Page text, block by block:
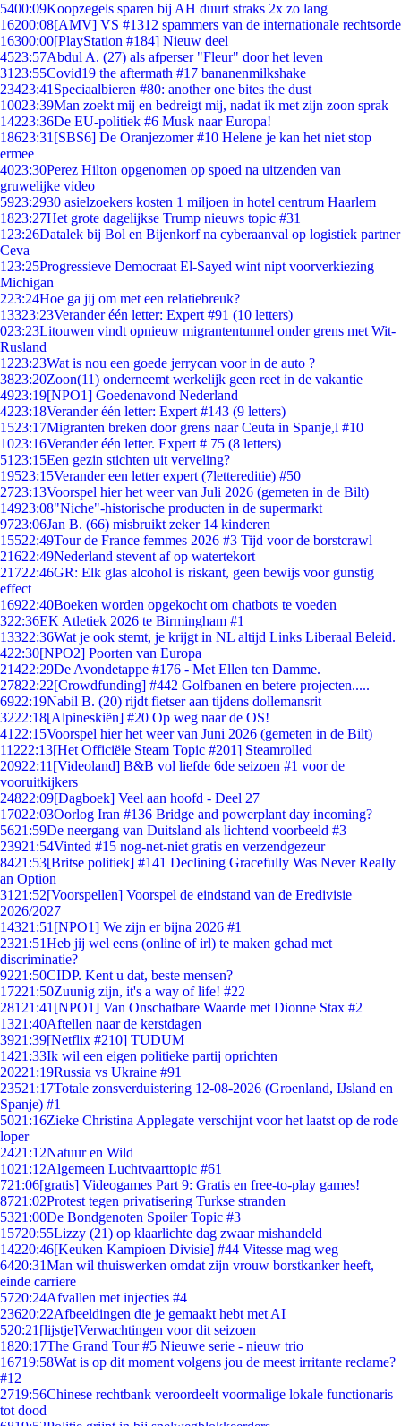
5400:09Koopzegels sparen bij AH duurt straks 2x zo lang
16200:08[AMV] VS #1312 spammers van de internationale rechtsorde
16300:00[PlayStation #184] Nieuw deel
4523:57Abdul A. (27) als afperser "Fleur" door het leven
31 23:55Covid19 the aftermath #17 bananenmilkshake
23423:41 Speciaalbieren #80: another one bites the dust
10023:39Man zoekt mij en bedreigt mij, nadat ik met zijn zoon sprak
14223:36De EU-politiek #6 Musk naar Europa!
18623:31 [SBS6] De Oranjezomer #10 Helene je kan het niet stop
ermee
4023:30Perez Hilton opgenomen op spoed na uitzenden van
gruwelijke video
5923:2930 asielzoekers kosten 1 miljoen in hotel centrum Haarlem
1823:27Het grote dagelijkse Trump nieuws topic #31
1 23:26Datalek bij Bol en Bijenkorf na cyberaanval op logistiek partner
Ceva
1 23:25Progressieve Democraat El-Sayed wint nipt voorverkiezing
Michigan
223:24Hoe ga jij om met een relatiebreuk?
13323:23Verander één letter: Expert #91 (10 letters)
023:23Litouwen vindt opnieuw migrantentunnel onder grens met Wit-
Rusland
1223:23Wat is nou een goede jerrycan voor in de auto ?
3823:20Zoon(11) onderneemt werkelijk geen reet in de vakantie
4923:19[NPO1] Goedenavond Nederland
4223:18Verander één letter: Expert #143 (9 letters)
1523:17Migranten breken door grens naar Ceuta in Spanje,l #10
1023:16Verander één letter. Expert # 75 (8 letters)
51 23:15Een gezin stichten uit verveling?
19523:15Verander een letter expert (7lettereditie) #50
2723:13Voorspel hier het weer van Juli 2026 (gemeten in de Bilt)
14923:08"Niche"-historische producten in de supermarkt
9723:06Jan B. (66) misbruikt zeker 14 kinderen
15522:49Tour de France femmes 2026 #3 Tijd voor de borstcrawl
21622:49Nederland stevent af op watertekort
21722:46GR: Elk glas alcohol is riskant, geen bewijs voor gunstig
effect
16922:40Boeken worden opgekocht om chatbots te voeden
322:36EK Atletiek 2026 te Birmingham #1
13322:36Wat je ook stemt, je krijgt in NL altijd Links Liberaal Beleid.
422:30[NPO2] Poorten van Europa
21422:29De Avondetappe #176 - Met Ellen ten Damme.
27822:22[Crowdfunding] #442 Golfbanen en betere projecten.....
6922:19Nabil B. (20) rijdt fietser aan tijdens dollemansrit
3222:18[Alpineskiën] #20 Op weg naar de OS!
41 22:15Voorspel hier het weer van Juni 2026 (gemeten in de Bilt)
11222:13[Het Officiële Steam Topic #201] Steamrolled
20922:11 [Videoland] B&B vol liefde 6de seizoen #1 voor de
vooruitkijkers
24822:09[Dagboek] Veel aan hoofd - Deel 27
17022:03Oorlog Iran #136 Bridge and powerplant day incoming?
5621:59De neergang van Duitsland als lichtend voorbeeld #3
23921:54Vinted #15 nog-net-niet gratis en verzendgezeur
8421:53[Britse politiek] #141 Declining Gracefully Was Never Really
an Option
31 21:52[Voorspellen] Voorspel de eindstand van de Eredivisie
2026/2027
14321:51 [NPO1] We zijn er bijna 2026 #1
2321:51Heb jij wel eens (online of irl) te maken gehad met
discriminatie?
9221:50CIDP. Kent u dat, beste mensen?
17221:50Zuunig zijn, it's a way of life! #22
281 21:41 [NPO1] Van Onschatbare Waarde met Dionne Stax #2
1321:40Aftellen naar de kerstdagen
3921:39[Netflix #210] TUDUM
1421:33Ik wil een eigen politieke partij oprichten
20221:19Russia vs Ukraine #91
23521:17Totale zonsverduistering 12-08-2026 (Groenland, IJsland en
Spanje) #1
5021:16Zieke Christina Applegate verschijnt voor het laatst op de rode
loper
2421:12Natuur en Wild
1021:12Algemeen Luchtvaarttopic #61
721:06[gratis] Videogames Part 9: Gratis en free-to-play games!
8721:02Protest tegen privatisering Turkse stranden
5321:00De Bondgenoten Spoiler Topic #3
15720:55Lizzy (21) op klaarlichte dag zwaar mishandeld
14220:46[Keuken Kampioen Divisie] #44 Vitesse mag weg
6420:31Man wil thuiswerken omdat zijn vrouw borstkanker heeft,
einde carriere
5720:24Afvallen met injecties #4
23620:22Afbeeldingen die je gemaakt hebt met AI
520:21 [lijstje]Verwachtingen voor dit seizoen
1820:17The Grand Tour #5 Nieuwe serie - nieuw trio
16719:58Wat is op dit moment volgens jou de meest irritante reclame?
#12
2719:56Chinese rechtbank veroordeelt voormalige lokale functionaris
tot dood